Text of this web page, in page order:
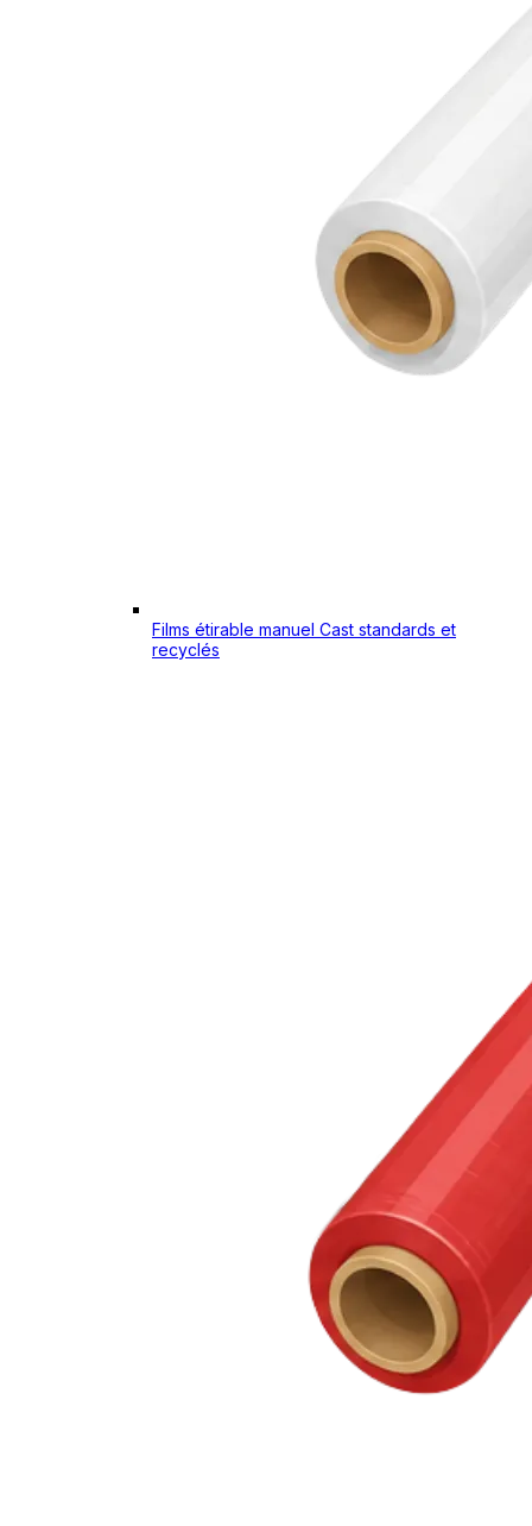
Films étirable manuel Cast standards et
recyclés